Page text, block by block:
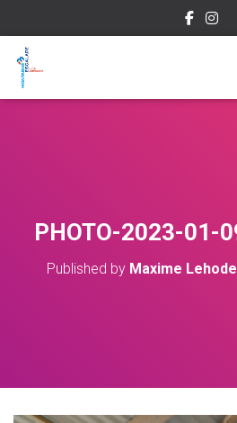
PHOTO-2023-01-
Published by Maxime